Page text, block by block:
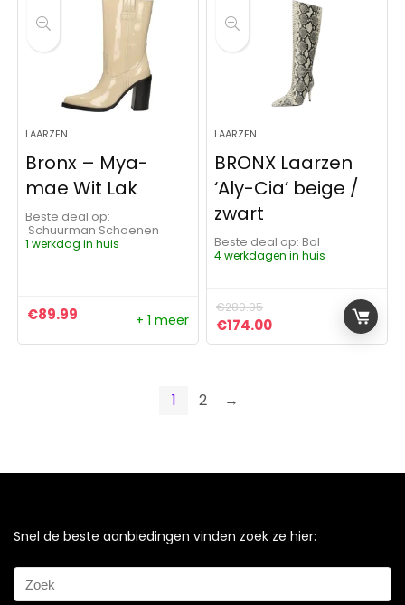
LAARZEN
Bronx – Mya-
mae Wit Lak
Beste deal op:
Schuurman Schoenen
1 werkdag in huis
€89.99 + 1 meer
LAARZEN
BRONX Laarzen
‘Aly-Cia’ beige /
zwart
Beste deal op:
Bol
4 werkdagen in huis
€289.95
Oorspronkelijke prijs was:
€174.00Huidige prijs is:
1 2 →
Snel de beste aanbiedingen vinden zoek ze hier: